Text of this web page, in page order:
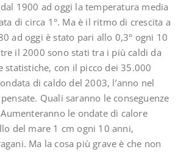
dal 1900 ad oggi la temperatura media
di circa 1°. Ma è il ritmo di crescita a
ad oggi è stato pari allo 0,3° ogni 10
il 2000 sono stati tra i più caldi da
statistiche, con il picco dei 35.000
di caldo del 2003, l’anno nel
Quali saranno le conseguenze
le ondate di calore
del mare 1 cm ogni 10 anni,
Ma la cosa più grave è che non